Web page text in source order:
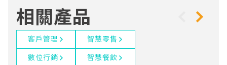
相關產品
客戶管理
數位行銷
智慧零售
智慧餐飲